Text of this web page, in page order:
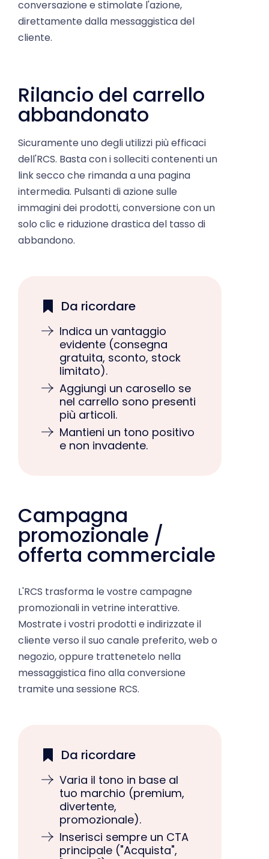
direttamente dalla messaggistica del
cliente.
Rilancio del carrello
abbandonato
dell'RCS. Basta con i solleciti contenenti un
link secco che rimanda a una pagina
intermedia. Pulsanti di azione sulle
immagini dei prodotti, conversione con un
solo clic e riduzione drastica del tasso di
abbandono.
evidente (consegna
gratuita, sconto, stock
limitato).
Aggiungi un carosello se
nel carrello sono presenti
più articoli.
Mantieni un tono positivo
e non invadente.
Campagna
promozionale /
offerta commerciale
promozionali in vetrine interattive.
Mostrate i vostri prodotti e indirizzate il
cliente verso il suo canale preferito, web o
negozio, oppure trattenetelo nella
messaggistica fino alla conversione
tramite una sessione RCS.
tuo marchio (premium,
divertente,
promozionale).
Inserisci sempre un CTA
principale ("Acquista",
"Scopri").